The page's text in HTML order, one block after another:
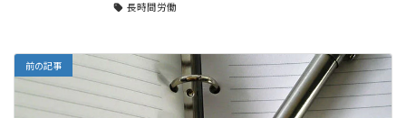
長時間労働
前の記事